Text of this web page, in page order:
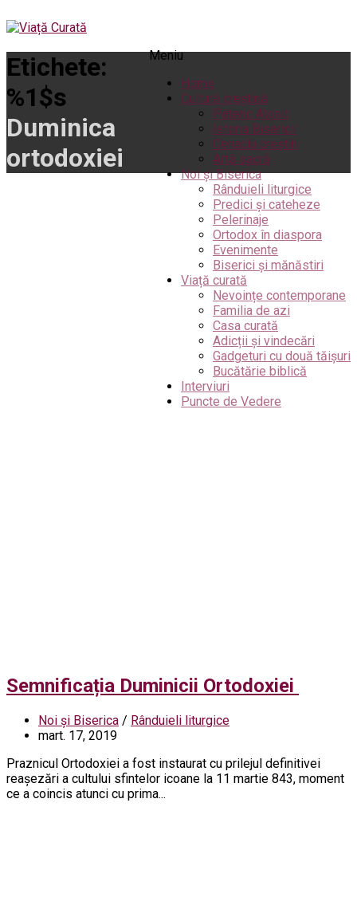
Meniu
Home
Cultură creștină
Pateric Atonit
Istoria Bisericii
Cenaclu creștin
Artă sacră
Noi și Biserica
Rânduieli liturgice
Predici și cateheze
Pelerinaje
Ortodox în diaspora
Evenimente
Biserici și mănăstiri
Viață curată
Nevoințe contemporane
Familia de azi
Casa curată
Adicții și vindecări
Gadgeturi cu două tăișuri
Bucătărie biblică
Interviuri
Puncte de Vedere
Etichete:
%1$s
Duminica
ortodoxiei
Semnificația Duminicii Ortodoxiei
Noi și Biserica / Rânduieli liturgice
mart. 17, 2019
Praznicul Ortodoxiei a fost instaurat cu prilejul definitivei
reaşezări a cultului sfintelor icoane la 11 martie 843, moment
ce a coincis atunci cu prima...